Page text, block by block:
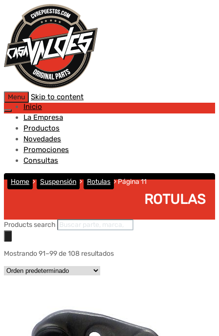
Menu
Skip to content
Inicio
La Empresa
Productos
Novedades
Promociones
Consultas
Home Suspensión Rotulas Página 11
ROTULAS
Products search
Mostrando 91–99 de 108 resultados